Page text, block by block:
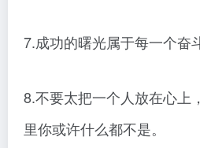
7.成功的曙光属于每一个奋
8.不要太把一个人放在心上
里你或许什么都不是。